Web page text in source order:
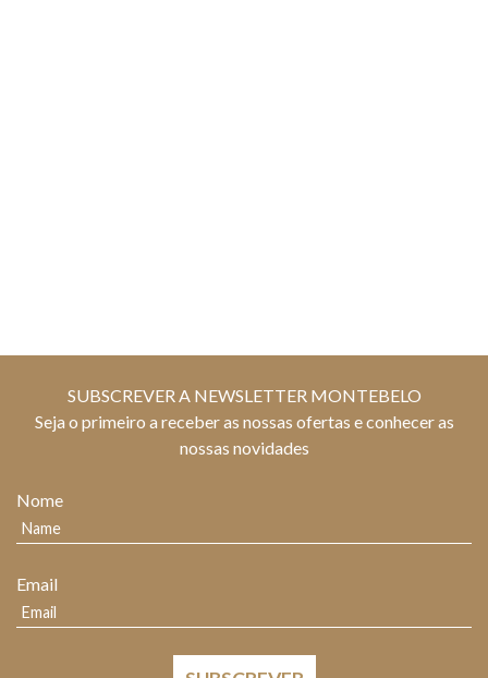
SUBSCREVER A NEWSLETTER MONTEBELO
Seja o primeiro a receber as nossas ofertas e conhecer as
nossas novidades
Nome
Email